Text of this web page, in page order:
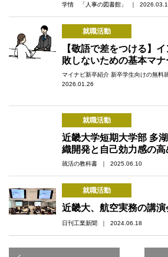
学情 「人事の図書館」 ｜
就職活動
【敬語で差をつける】
敗しないための基本マナ
マイナビ新卒紹介 新卒学生向けの無料
2026.01.26
就職活動
近畿大学短期大学部 多
織開発と自己効力感の高
就活の教科書 ｜ 2025.06.10
就職活動
近畿大、航空実務の講
日刊工業新聞 ｜ 2024.06.18